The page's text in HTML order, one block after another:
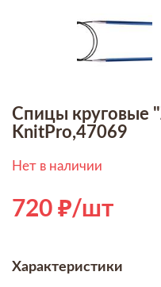
Спицы круговые
KnitPro,47069
Нет в наличии
720 /шт
Характеристики